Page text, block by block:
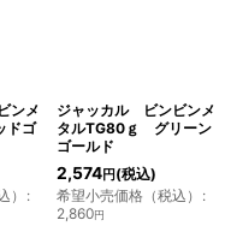
ンメ
ドゴ
）
:
ジャッカル ビンビンメ
タルTG80ｇ グリーン
ゴールド
2,574円(税込)
希望小売価格（税込） :
2,860円